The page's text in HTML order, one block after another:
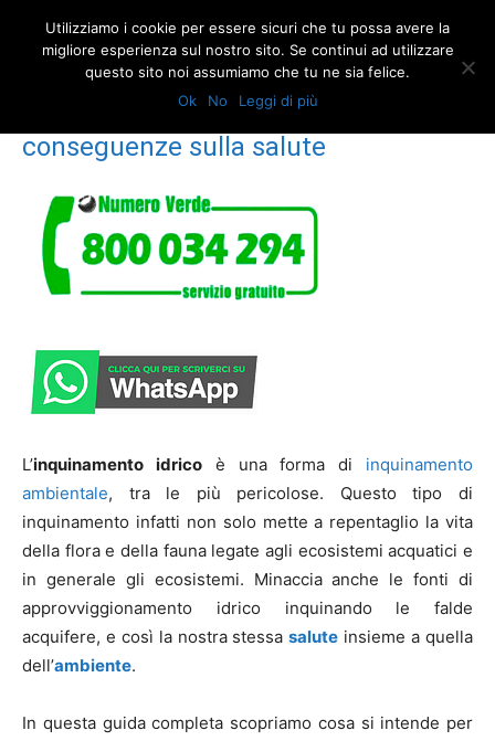
Inquinamento idrico: cause e conseguenze sulla salute
Inquinamento idrico: cause e
conseguenze sulla salute
L’inquinamento idricoè una forma di inquinamento
ambientale, tra le più pericolose. Questo tipo di
inquinamento infatti non solo mette a repentaglio la vita
della flora e della fauna legate agli ecosistemi acquatici e
in generale gli ecosistemi. Minaccia anche le fonti di
approvviggionamento idrico inquinando le falde
acquifere, e così la nostra stessasalute insieme a quella
dell’ambiente.
In questa guida completa scopriamo cosa si intende per
Utilizziamo i cookie per essere sicuri che tu possa avere la
migliore esperienza sul nostro sito. Se continui ad utilizzare
questo sito noi assumiamo che tu ne sia felice.
Ok
No Leggi di più